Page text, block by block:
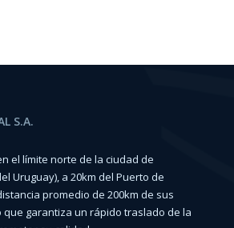
S.A.
el límite norte de la ciudad de
Uruguay), a 20km del Puerto de
promedio de 200km de sus
que garantiza un rápido traslado de la